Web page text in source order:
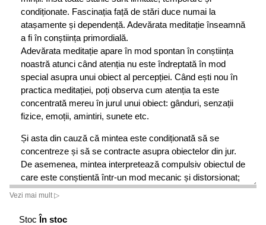
condiționate. Fascinația față de stări duce numai la
atașamente și dependență. Adevărata meditație înseamnă
a fi în conștiința primordială.
Adevărata meditație apare în mod spontan în conștiința
noastră atunci când atenția nu este îndreptată în mod
special asupra unui obiect al percepției. Când ești nou în
practica meditației, poți observa cum atenția ta este
concentrată mereu în jurul unui obiect: gânduri, senzații
fizice, emoții, amintiri, sunete etc.
Și asta din cauză că mintea este condiționată să se
concentreze și să se contracte asupra obiectelor din jur.
De asemenea, mintea interpretează compulsiv obiectul de
care este conștientă într-un mod mecanic și distorsionat;
astfel, începe să tragă concluzii și să facă presupuneri
În adevărata meditație, obiectele sunt lăsate să
Vezi mai mult ▷
Stoc În stoc